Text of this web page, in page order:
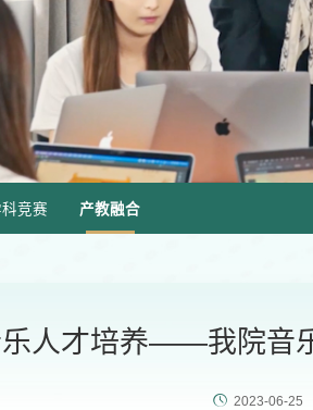
竞赛 产教融合
人才培养——我院音
2023-06-25